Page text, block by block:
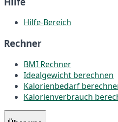
Hilfe-Bereich
Rechner
BMI Rechner
Idealgewicht berechnen
Kalorienbedarf
Kalorienverbrauch